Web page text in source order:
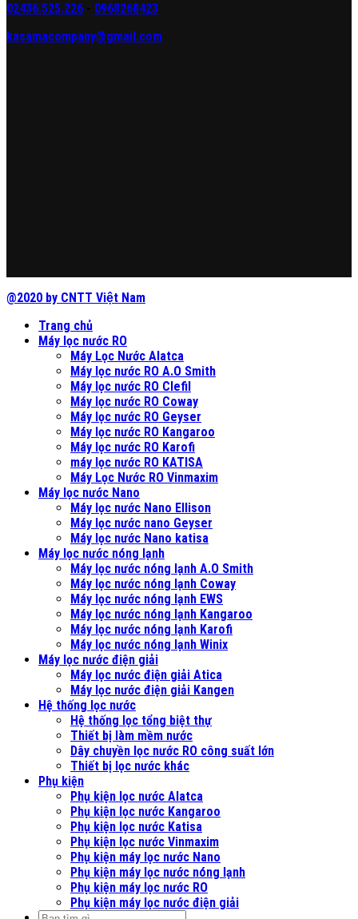
02436.525.226
0968268423
kasamacompany@gmail.com
@2020 by CNTT Việt Nam
Trang chủ
Máy lọc nước RO
Máy Lọc Nước Alatca
Máy lọc nước RO A.O Smith
Máy lọc nước RO Clefil
Máy lọc nước RO Coway
Máy lọc nước RO Geyser
Máy lọc nước RO Kangaroo
Máy lọc nước RO Karofi
máy lọc nước RO KATISA
Máy Lọc Nước RO Vinmaxim
Máy lọc nước Nano
Máy lọc nước Nano Ellison
Máy lọc nước nano Geyser
Máy lọc nước Nano katisa
Máy lọc nước nóng lạnh
Máy lọc nước nóng lạnh A.O Smith
Máy lọc nước nóng lạnh Coway
Máy lọc nước nóng lạnh EWS
Máy lọc nước nóng lạnh Kangaroo
Máy lọc nước nóng lạnh Karofi
Máy lọc nước nóng lạnh Winix
Máy lọc nước điện giải
Máy lọc nước điện giải Atica
Máy lọc nước điện giải Kangen
Hệ thống lọc nước
Hệ thống lọc tổng biệt thự
Thiết bị làm mềm nước
Dây chuyền lọc nước RO công suất lớn
Thiết bị lọc nước khác
Phụ kiện
Phụ kiện lọc nước Alatca
Phụ kiện lọc nước Kangaroo
Phụ kiện lọc nước Katisa
Phụ kiện lọc nước Vinmaxim
Phụ kiện máy lọc nước Nano
Phụ kiện máy lọc nước nóng lạnh
Phụ kiện máy lọc nước RO
Phụ kiện máy lọc nước điện giải